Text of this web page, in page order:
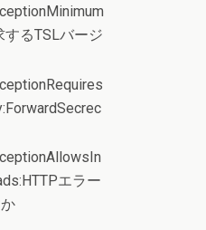
するTSLバージ
エラー